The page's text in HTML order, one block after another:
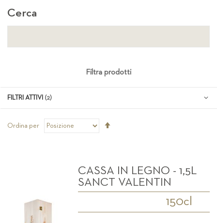
Ordina per
CASSA IN LEGNO - 1,5L
SANCT VALENTIN
150cl
Cerca
Filtra prodotti
FILTRI ATTIVI